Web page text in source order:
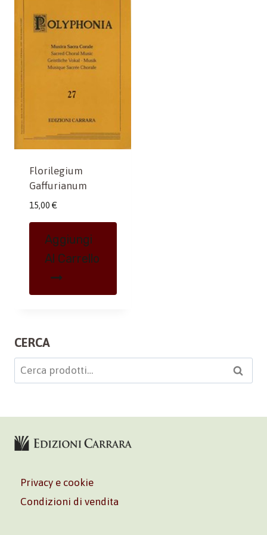
Florilegium
Gaffurianum
15,00 €
Aggiungi
Al Carrello
CERCA
Cerca: Cerca
Privacy e cookie
Condizioni di vendita